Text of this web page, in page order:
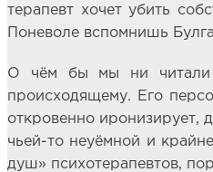
терапевт хочет убить
Поневоле вспомнишь
О чём бы мы ни читали –
происходящему. Его
откровенно иронизирует,
чьей-то неуёмной и
душ» психотерапевтов,